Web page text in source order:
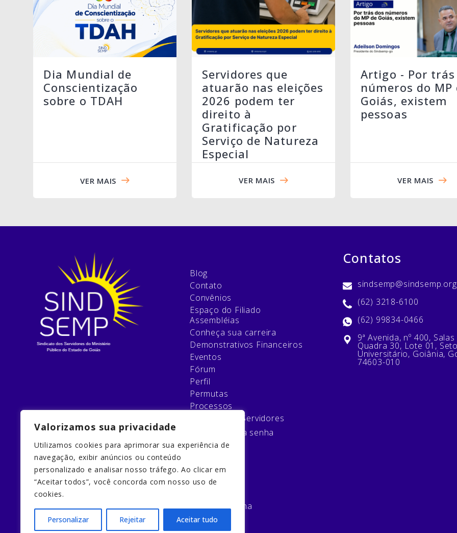
Valorizamos sua privacidade
Utilizamos cookies para aprimorar sua experiência de
navegação, exibir anúncios ou conteúdo
personalizado e analisar nosso tráfego. Ao clicar em
“Aceitar todos”, você concorda com nosso uso de
cookies.
Personalizar Rejeitar Aceitar tudo
Dia Mundial de
Conscientização
sobre o TDAH
VER MAIS
Servidores que
atuarão nas eleições
2026 podem ter
direito à
Gratificação por
Serviço de Natureza
Especial
VER MAIS
Artigo - Por
números do MP
Goiás, existem
pessoas
VER MAIS
Blog
Contato
Convênios
Espaço do Filiado
Assembléias
Conheça sua carreira
Demonstrativos Financeiros
Eventos
Fórum
Perfil
Permutas
Processos
Relatório de Servidores
Esqueci minha senha
Filie-se
Home
Home
Redefinir senha
Contatos
(62) 3218-6100
(62) 99834-0466
9ª Avenida, nº 400,
Quadra 30, Lote 01,
Universitário, Goiânia,
74603-010